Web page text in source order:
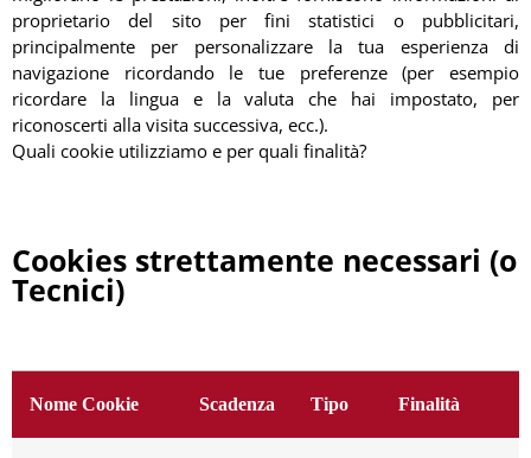
proprietario del sito per fini statistici o pubblicitari,
principalmente per personalizzare la tua esperienza di
navigazione ricordando le tue preferenze (per esempio
ricordare la lingua e la valuta che hai impostato, per
riconoscerti alla visita successiva, ecc.).
Quali cookie utilizziamo e per quali finalità?
Cookies strettamente necessari (o
Tecnici)
Nome Cookie Scadenza Tipo Finalità